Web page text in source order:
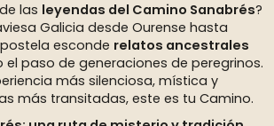
las leyendas del Camino Sanabrés?
Galicia desde Ourense hasta
esconde relatos ancestrales
paso de generaciones de peregrinos.
más silenciosa, mística y
más transitadas, este es tu Camino.